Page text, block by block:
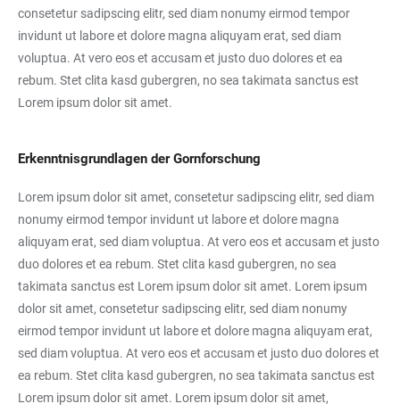
consetetur sadipscing elitr, sed diam nonumy eirmod tempor
invidunt ut labore et dolore magna aliquyam erat, sed diam
voluptua. At vero eos et accusam et justo duo dolores et ea
rebum. Stet clita kasd gubergren, no sea takimata sanctus est
Lorem ipsum dolor sit amet.
Erkenntnisgrundlagen der Gornforschung
Lorem ipsum dolor sit amet, consetetur sadipscing elitr, sed diam
nonumy eirmod tempor invidunt ut labore et dolore magna
aliquyam erat, sed diam voluptua. At vero eos et accusam et justo
duo dolores et ea rebum. Stet clita kasd gubergren, no sea
takimata sanctus est Lorem ipsum dolor sit amet. Lorem ipsum
dolor sit amet, consetetur sadipscing elitr, sed diam nonumy
eirmod tempor invidunt ut labore et dolore magna aliquyam erat,
sed diam voluptua. At vero eos et accusam et justo duo dolores et
ea rebum. Stet clita kasd gubergren, no sea takimata sanctus est
Lorem ipsum dolor sit amet. Lorem ipsum dolor sit amet,